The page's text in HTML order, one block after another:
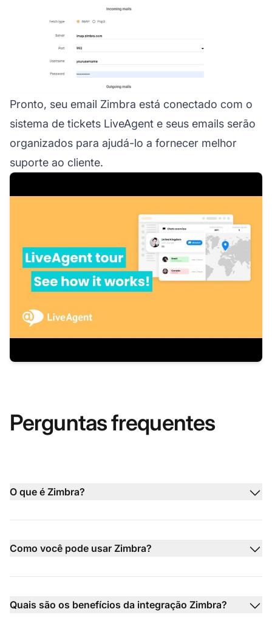
Pronto, seu email Zimbra está conectado com o
sistema de tickets LiveAgent e seus emails serão
organizados para ajudá-lo a fornecer melhor
suporte ao cliente.
Perguntas frequentes
O que é Zimbra?
Como você pode usar Zimbra?
Quais são os benefícios da integração Zimbra?